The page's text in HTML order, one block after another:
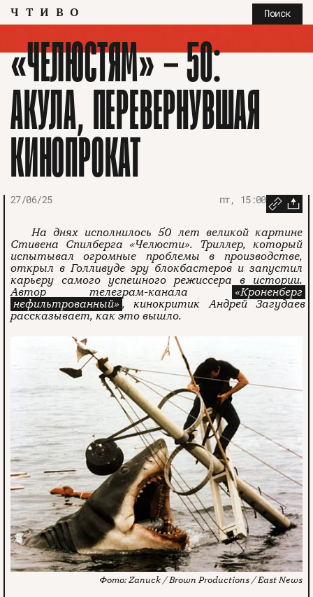
ЧТИВО Поиск
«ЧЕЛЮСТЯМ» — 50:
АКУЛА, ПЕРЕВЕРНУВШАЯ
КИНОПРОКАТ
27/06/25 пт, 15:00
На днях исполнилось 50 лет великой картине
Стивена Спилберга «Челюсти». Триллер, который
испытывал огромные проблемы в производстве,
открыл в Голливуде эру блокбастеров и запустил
карьеру самого успешного режиссера в истории.
Автор телеграм-канала
«Кроненберг
нефильтрованный» , кинокритик Андрей Загудаев
рассказывает, как это вышло.
Zanuck / Brown Productions / East News